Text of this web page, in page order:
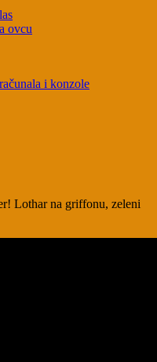
ovcu
i konzole
Lothar na griffonu, zeleni